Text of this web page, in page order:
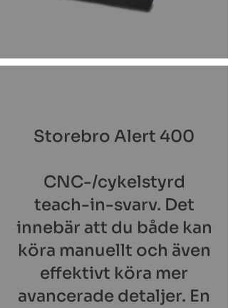
Storebro Alert 400
CNC-/cykelstyrd
teach-in-svarv. Det
innebär att du både kan
köra manuellt och även
effektivt köra mer
avancerade detaljer. En